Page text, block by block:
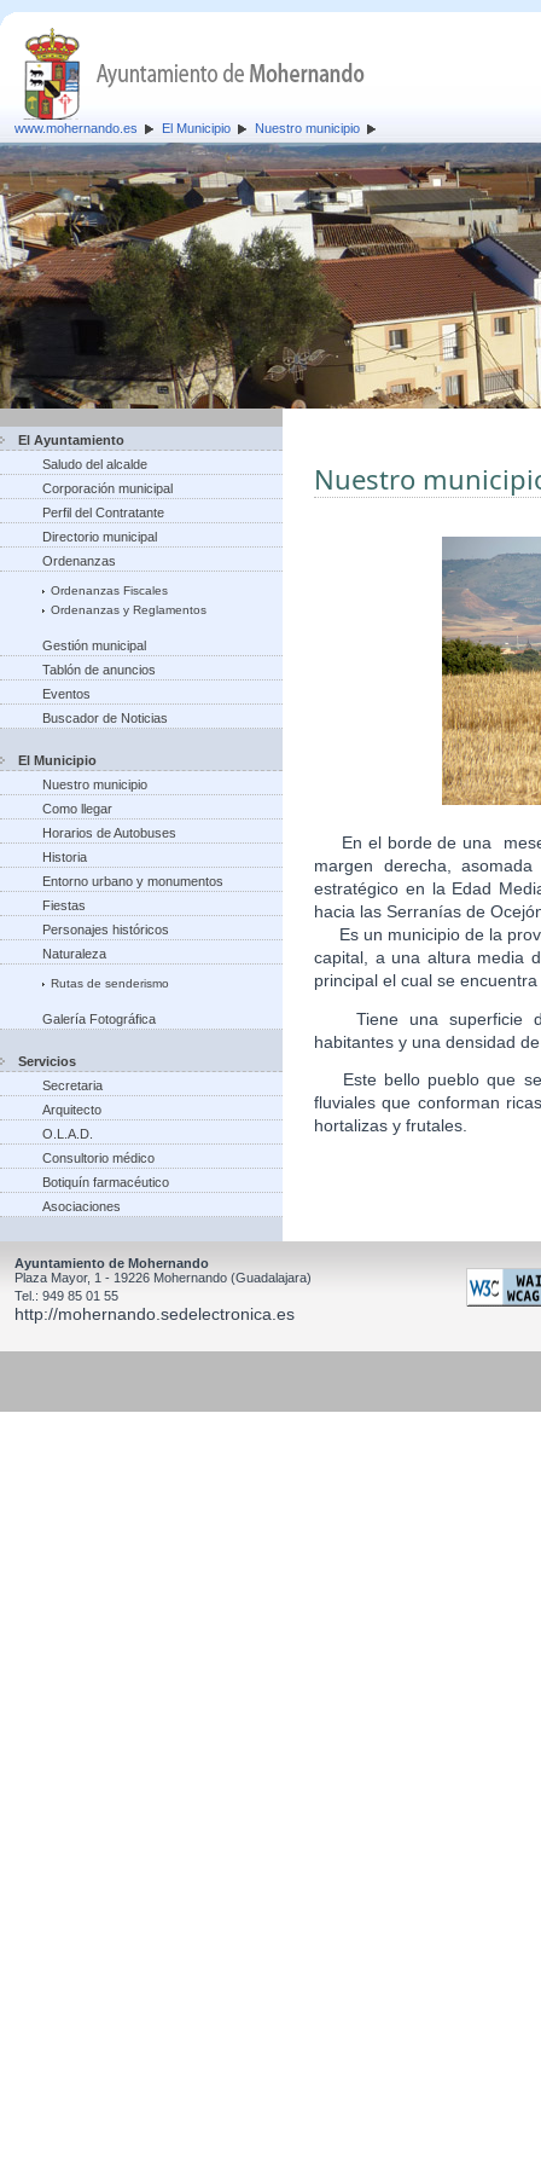
www.mohernando.es El Municipio Nuestro municipio
El Ayuntamiento
Saludo del alcalde
Corporación municipal
Perfil del Contratante
Directorio municipal
Ordenanzas
Ordenanzas Fiscales
Ordenanzas y Reglamentos
Gestión municipal
Tablón de anuncios
Eventos
Buscador de Noticias
El Municipio
Nuestro municipio
Como llegar
Horarios de Autobuses
Historia
Entorno urbano y monumentos
Fiestas
Personajes históricos
Naturaleza
Rutas de senderismo
Galería Fotográfica
Servicios
Secretaria
Arquitecto
O.L.A.D.
Consultorio médico
Botiquín farmacéutico
Asociaciones
Nuestro
En el borde de una
margen derecha,
estratégico en la Edad
hacia las Serranías de
Es un municipio de la
capital, a una altura media
principal el cual se
Tiene una superficie
habitantes y una densidad
Este bello pueblo que se
fluviales que conforman
hortalizas y frutales.
Ayuntamiento de Mohernando
Plaza Mayor, 1 - 19226 Mohernando (Guadalajara)
Tel.: 949 85 01 55
http://mohernando.sedelectronica.es